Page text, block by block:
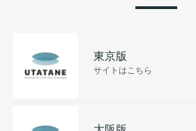
東京版
サイトはこちら